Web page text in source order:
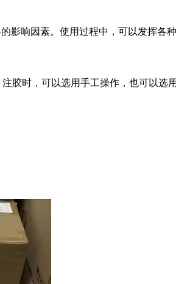
影响因素。使用过程中，可以发挥各
胶时，可以选用手工操作，也可以选